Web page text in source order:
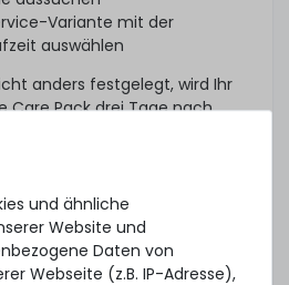
Variante mit der
auswählen
anders festgelegt, wird Ihr
Care Pack drei Tage nach
Care Pack erweitert Ihren
Gewährleistungsrechte
Garantien bleiben
im Falle eines
und ähnliche
Website und
Daten von
Webseite (z.B. IP-Adresse),